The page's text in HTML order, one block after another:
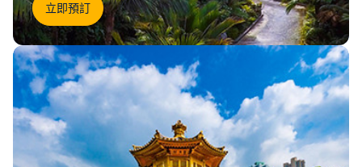
輪 立即預訂